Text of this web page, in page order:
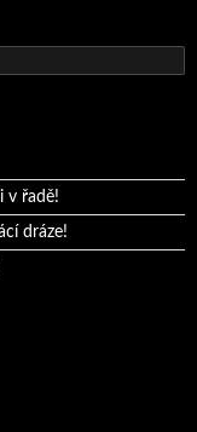
dráze!
v řadě!
dráze!